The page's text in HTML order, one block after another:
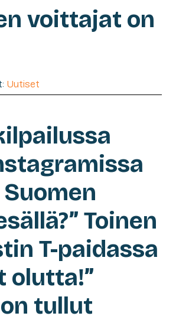
voittajat on
Uutiset
Toinen
T-paidassa
olutta!”
tullut